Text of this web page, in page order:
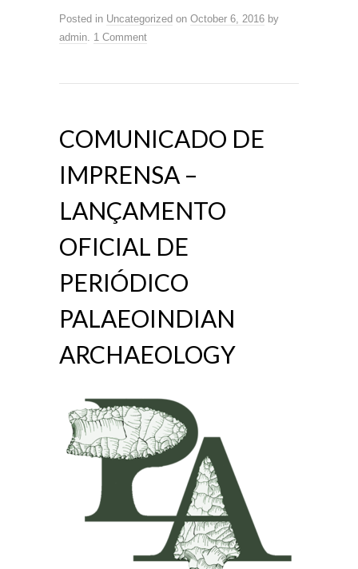
Posted in Uncategorized on October 6, 2016 by
admin. 1 Comment
COMUNICADO DE
IMPRENSA –
LANÇAMENTO
OFICIAL DE
PERIÓDICO
PALAEOINDIAN
ARCHAEOLOGY